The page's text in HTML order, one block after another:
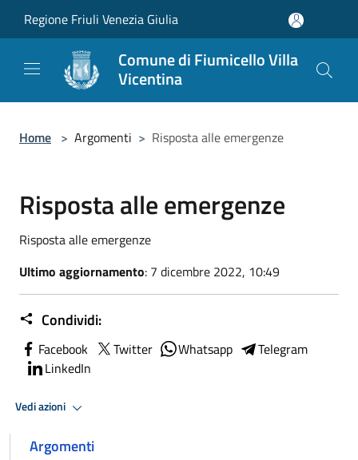
Regione Friuli Venezia Giulia
Comune di Fiumicello Villa
Vicentina
Home > Argomenti > Risposta alle emergenze
Risposta alle emergenze
Risposta alle emergenze
Ultimo aggiornamento: 7 dicembre 2022, 10:49
Condividi:
Facebook Twitter Whatsapp
Telegram
LinkedIn
Vedi azioni
Argomenti